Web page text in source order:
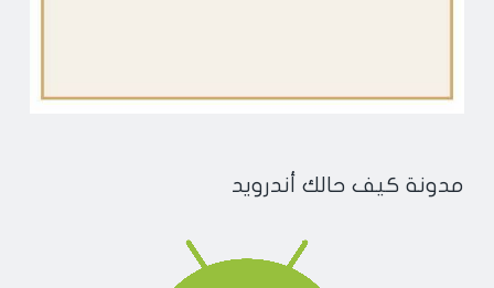
مدونة كيف حالك أندرويد